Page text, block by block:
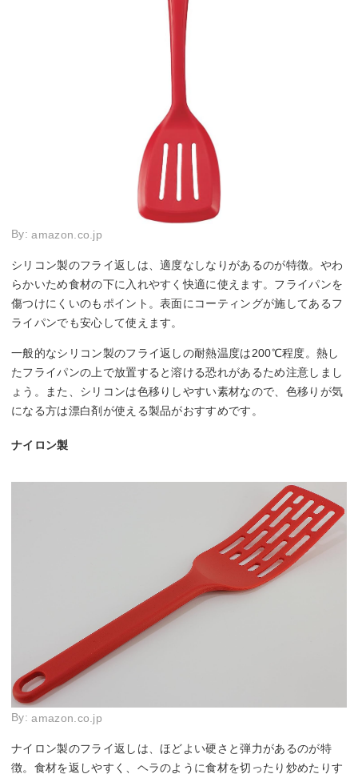
By:amazon.co.jp
シリコン製のフライ返しは、適度なしなりがあるのが特徴。やわ
らかいため食材の下に入れやすく快適に使えます。フライパンを
傷つけにくいのもポイント。表面にコーティングが施してあるフ
ライパンでも安心して使えます。
一般的なシリコン製のフライ返しの耐熱温度は200℃程度。熱し
たフライパンの上で放置すると溶ける恐れがあるため注意しまし
ょう。また、シリコンは色移りしやすい素材なので、色移りが気
になる方は漂白剤が使える製品がおすすめです。
ナイロン製
By:amazon.co.jp
ナイロン製のフライ返しは、ほどよい硬さと弾力があるのが特
徴。食材を返しやすく、ヘラのように食材を切ったり炒めたりす